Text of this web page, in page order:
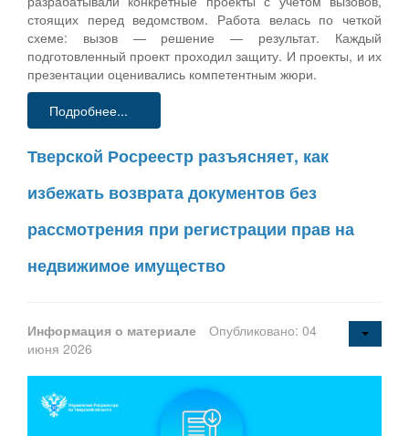
стоящих перед ведомством. Работа велась по четкой
схеме: вызов — решение — результат. Каждый
подготовленный проект проходил защиту. И проекты, и их
презентации оценивались компетентным жюри.
Подробнее...
Тверской Росреестр разъясняет, как
избежать возврата документов без
рассмотрения при регистрации прав на
недвижимое имущество
Информация о материале
Опубликовано: 04
июня 2026